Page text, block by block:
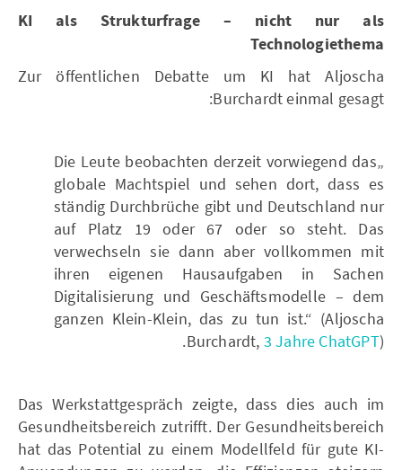
KI als Strukturfrage – nicht nur als
Technologiethema
Zur öffentlichen Debatte um KI hat Aljoscha
Burchardt einmal gesagt:
„Die Leute beobachten derzeit vorwiegend das
globale Machtspiel und sehen dort, dass es
ständig Durchbrüche gibt und Deutschland nur
auf Platz 19 oder 67 oder so steht. Das
verwechseln sie dann aber vollkommen mit
ihren eigenen Hausaufgaben in Sachen
Digitalisierung und Geschäftsmodelle – dem
ganzen Klein-Klein, das zu tun ist.“ (Aljoscha
Burchardt, 3 Jahre ChatGPT).
Das Werkstattgespräch zeigte, dass dies auch im
Gesundheitsbereich zutrifft. Der Gesundheitsbereich
hat das Potential zu einem Modellfeld für gute KI-